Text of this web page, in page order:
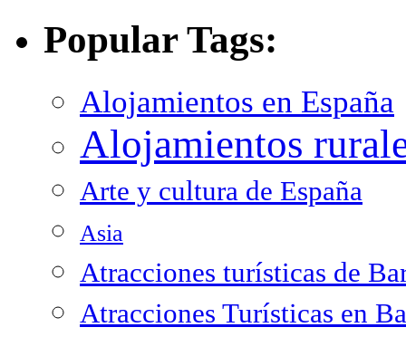
Popular Tags:
Alojamientos en España
Alojamientos
Arte y cultura de España
Asia
Atracciones turísticas de
Atracciones Turísticas en